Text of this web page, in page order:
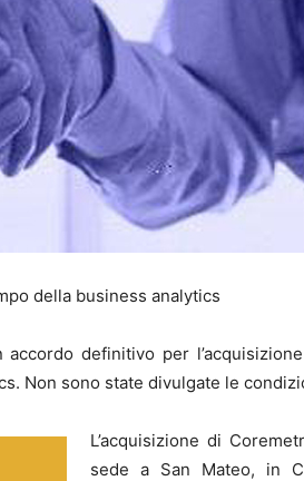
della business analytics
accordo definitivo per
Non sono state divulgate le
L’acquisizione di
sede a San Mateo, in